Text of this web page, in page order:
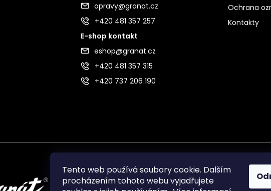
Tento web používá soubory cookie. Dalším
procházením tohoto webu vyjadřujete
opravy@granat.cz
+420 481 357 257
E-shop kontakt
eshop@granat.cz
+420 481 357 315
+420 737 206 190
Ochrana
Kontakty